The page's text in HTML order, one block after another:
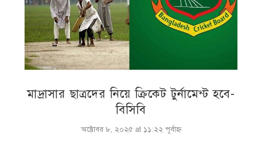
মাদ্রাসার ছাত্রদের নিয়ে ক্রিকেট টুর্নামেন্ট হবে-
বিসিবি
অক্টোবর ৮, ২০২৫ at ১১:২২ পূর্বাহ্ণ